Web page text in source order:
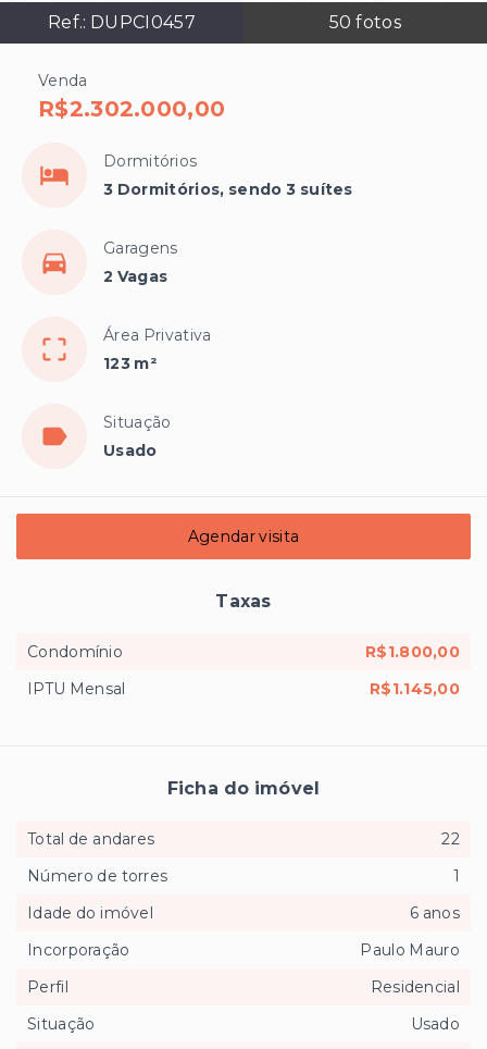
Ref.: DUPCI0457 50 fotos
Venda
R$2.302.000,00
Dormitórios
3 Dormitórios, sendo 3 suítes
Garagens
2 Vagas
Área Privativa
123 m²
Situação
Usado
Agendar visita
Taxas
Condomínio
R$1.800,00
IPTU Mensal
R$1.145,00
Ficha do imóvel
Total de andares
22
Número de torres
1
Idade do imóvel
6 anos
Incorporação
Paulo Mauro
Perfil
Residencial
Situação
Usado